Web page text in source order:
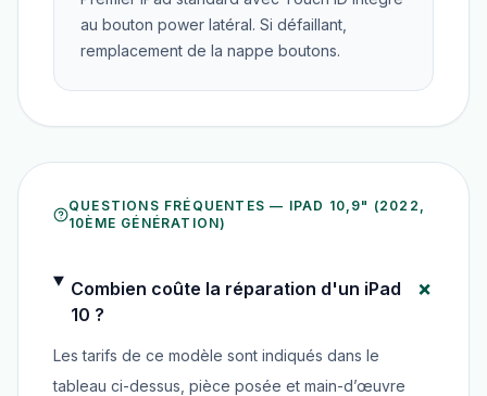
au bouton power latéral. Si défaillant,
remplacement de la nappe boutons.
QUESTIONS FRÉQUENTES — IPAD 10,9" (2022,
10ÈME GÉNÉRATION)
Combien coûte la réparation d'un iPad
10 ?
+
Les tarifs de ce modèle sont indiqués dans le
tableau ci-dessus, pièce posée et main-d’œuvre